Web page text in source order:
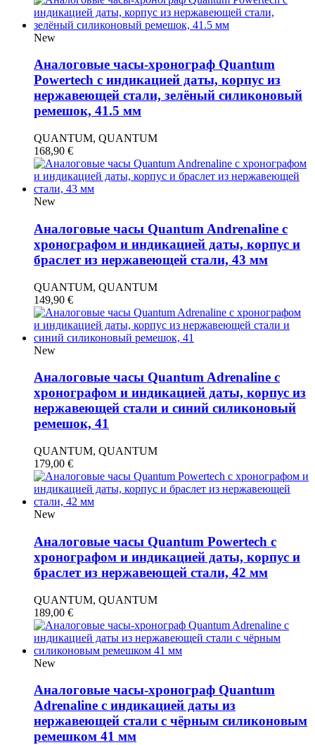
New
Аналоговые часы-хронограф Quantum
Powertech с индикацией даты, корпус из
нержавеющей стали, зелёный силиконовый
ремешок, 41.5 мм
QUANTUM, QUANTUM
168,90 €
New
Аналоговые часы Quantum Andrenaline с
хронографом и индикацией даты, корпус и
браслет из нержавеющей стали, 43 мм
QUANTUM, QUANTUM
149,90 €
New
Аналоговые часы Quantum Adrenaline с
хронографом и индикацией даты, корпус из
нержавеющей стали и синий силиконовый
ремешок, 41
QUANTUM, QUANTUM
179,00 €
New
Аналоговые часы Quantum Powertech с
хронографом и индикацией даты, корпус и
браслет из нержавеющей стали, 42 мм
QUANTUM, QUANTUM
189,00 €
New
Аналоговые часы-хронограф Quantum
Adrenaline с индикацией даты из
нержавеющей стали с чёрным силиконовым
ремешком 41 мм